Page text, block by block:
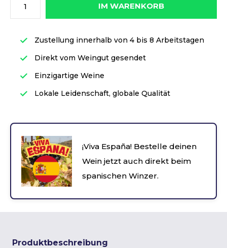
IM WARENKORB
Zustellung innerhalb von 4 bis 8 Arbeitstagen
Direkt vom Weingut gesendet
Einzigartige Weine
Lokale Leidenschaft, globale Qualität
¡Viva España! Bestelle deinen
Wein jetzt auch direkt beim
spanischen Winzer.
Produktbeschreibung